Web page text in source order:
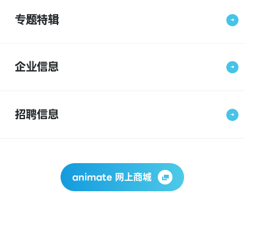
专题特辑
企业信息
招聘信息
animate 网上商城